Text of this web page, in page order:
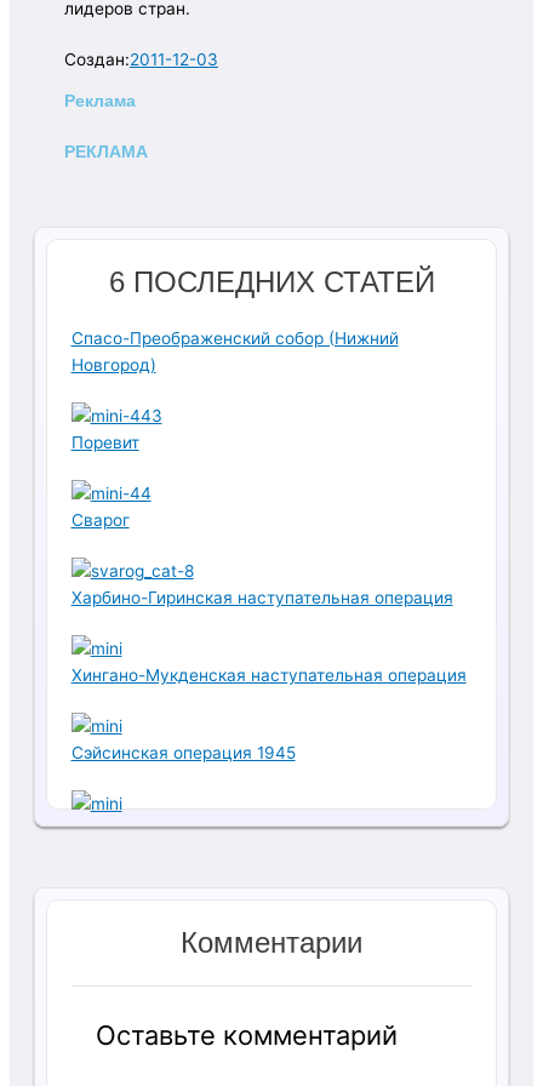
лидеров стран.
Создан:2011-12-03
Реклама
РЕКЛАМА
6 ПОСЛЕДНИХ СТАТЕЙ
Спасо-Преображенский собор (Нижний
Новгород)
Поревит
Сварог
Харбино-Гиринская наступательная операция
Хингано-Мукденская наступательная операция
Сэйсинская операция 1945
Комментарии
Оставьте комментарий